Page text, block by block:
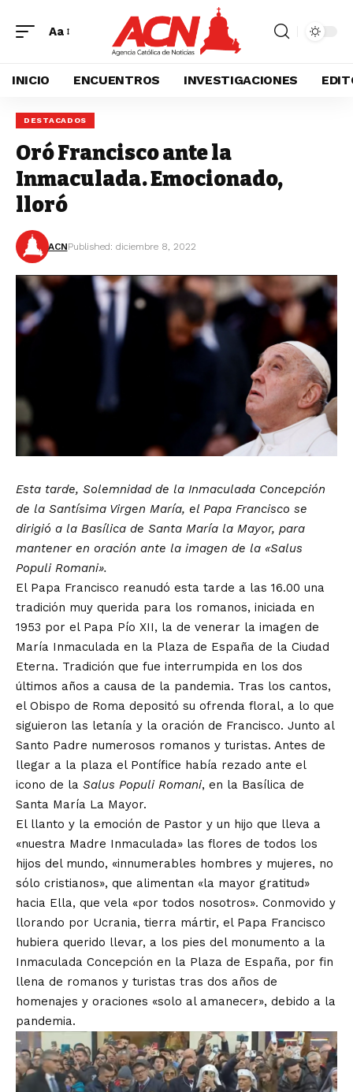
Aa
INICIO ENCUENTROS INVESTIGACIONES
DESTACADOS
Oró Francisco ante la
Inmaculada. Emocionado,
lloró
ACNPublished: diciembre 8, 2022
Esta tarde, Solemnidad de la Inmaculada Concepción
de la Santísima Virgen María, el Papa Francisco se
dirigió a la Basílica de Santa María la Mayor, para
mantener en oración ante la imagen de la «Salus
Populi Romani».
El Papa Francisco reanudó esta tarde a las 16.00 una
tradición muy querida para los romanos, iniciada en
1953 por el Papa Pío XII, la de venerar la imagen de
María Inmaculada en la Plaza de España de la Ciudad
Eterna. Tradición que fue interrumpida en los dos
últimos años a causa de la pandemia. Tras los cantos,
el Obispo de Roma depositó su ofrenda floral, a lo que
siguieron las letanía y la oración de Francisco. Junto al
Santo Padre numerosos romanos y turistas. Antes de
llegar a la plaza el Pontífice había rezado ante el
icono de la Salus Populi Romani, en la Basílica de
Santa María La Mayor.
El llanto y la emoción de Pastor y un hijo que lleva a
«nuestra Madre Inmaculada» las flores de todos los
hijos del mundo, «innumerables hombres y mujeres, no
sólo cristianos», que alimentan «la mayor gratitud»
hacia Ella, que vela «por todos nosotros». Conmovido y
llorando por Ucrania, tierra mártir, el Papa Francisco
hubiera querido llevar, a los pies del monumento a la
Inmaculada Concepción en la Plaza de España, por fin
llena de romanos y turistas tras dos años de
homenajes y oraciones «solo al amanecer», debido a la
pandemia.